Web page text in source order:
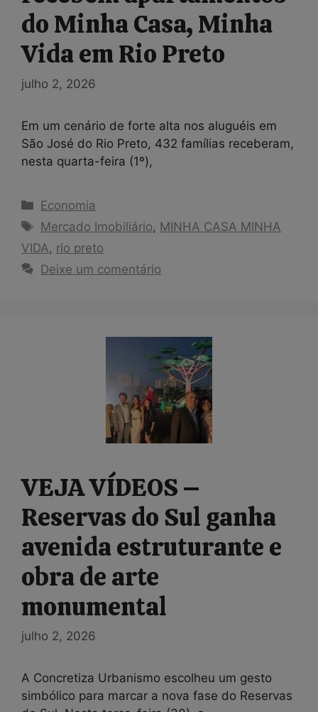
do Minha Casa, Minha
Vida em Rio Preto
julho 2, 2026
Em um cenário de forte alta nos aluguéis em
São José do Rio Preto, 432 famílias receberam,
nesta quarta-feira (1º),
Categorias
Economia
Tags
Mercado Imobiliário, MINHA CASA MINHA
VIDA, rio preto
Deixe um comentário
VEJA VÍDEOS –
Reservas do Sul ganha
avenida estruturante e
obra de arte
monumental
julho 2, 2026
A Concretiza Urbanismo escolheu um gesto
simbólico para marcar a nova fase do Reservas